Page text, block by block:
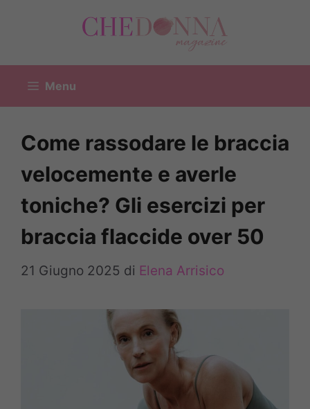
Menu
Come rassodare le braccia
velocemente e averle
toniche? Gli esercizi per
braccia flaccide over 50
21 Giugno 2025 di Elena Arrisico